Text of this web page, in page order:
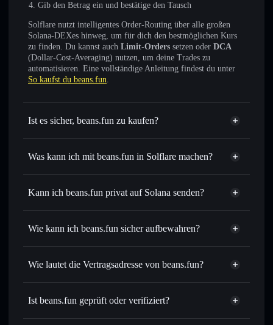
Gib den Betrag ein und bestätige den Tausch
Solflare nutzt intelligentes Order-Routing über alle großen
Solana-DEXes hinweg, um für dich den bestmöglichen Kurs
zu finden. Du kannst auch Limit-Orders setzen oder DCA
(Dollar-Cost-Averaging) nutzen, um deine Trades zu
automatisieren. Eine vollständige Anleitung findest du unter
So kaufst du beans.fun.
Ist es sicher, beans.fun zu kaufen?
beans.fun nicht verifiziert
Was kann ich mit beans.fun in Solflare machen?
beans.fun
Solflare-Wallet
Sofort tauschen– handle BEAN gegen SOL, USDC oder
Routing zum bestmöglichen Kurs
Limit-Orders setzen– automatisiere Trades zu deinem
per Durchschnittskosteneffekt in BEAN einsteigen
Privat senden– übertrage BEAN, ohne Wallets öffentlich
Aggregators
In Echtzeit verfolgen– überwache Kurs, Volumen,
Kann ich beans.fun privat auf Solana senden?
Privacy
Wie kann ich beans.fun sicher aufbewahren?
beans.fun
Wie lautet die Vertragsadresse von beans.fun?
beans.fun
Ist beans.fun geprüft oder verifiziert?
beans.fun
derzeit nicht